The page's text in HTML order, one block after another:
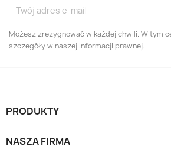
Możesz zrezygnować w każdej chwili. W tym
szczegóły w naszej informacji prawnej.
PRODUKTY
NASZA FIRMA